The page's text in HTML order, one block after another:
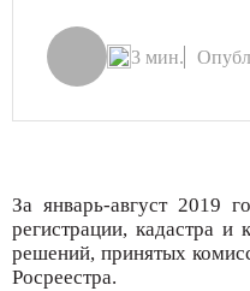
3 мин.
За январь-август 2019
регистрации, кадастра
решений, принятых
Росреестра.